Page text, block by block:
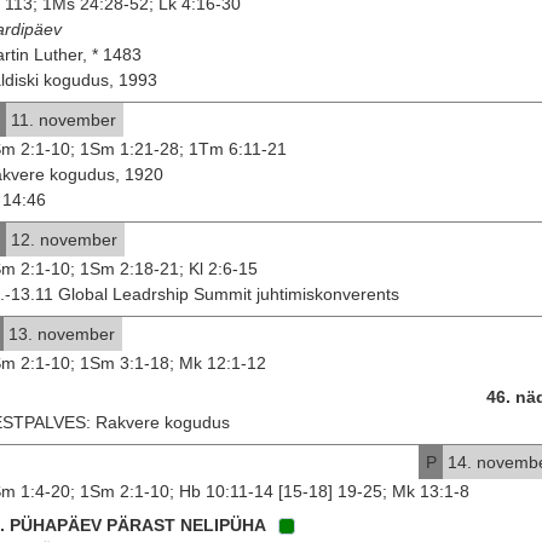
Luther, * 1483
kogudus, 1993
11. november
2:1-10; 1Sm 1:21-28; 1Tm 6:11-21
kogudus, 1920
14:46
12. november
2:1-10; 1Sm 2:18-21; Kl 2:6-15
13.11 Global Leadrship Summit juhtimiskonverents
13. november
2:1-10; 1Sm 3:1-18; Mk 12:1-12
46.
Rakvere kogudus
P
14.
1:4-20; 1Sm 2:1-10; Hb 10:11-14 [15-18] 19-25; Mk 13:1-8
PÜHAPÄEV PÄRAST NELIPÜHA